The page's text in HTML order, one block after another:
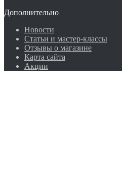
Дополнительно
Новости
Статьи и мастер-классы
Отзывы о магазине
Карта сайта
Акции